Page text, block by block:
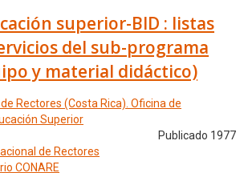
superior-BID : listas
del sub-programa
y material didáctico)
Rectores (Costa Rica). Oficina de
Superior
Publicado 1977
de Rectores
CONARE